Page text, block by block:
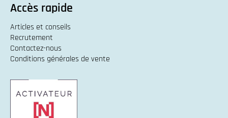
Accès rapide
Articles et conseils
Recrutement
Contactez-nous
Conditions générales de vente